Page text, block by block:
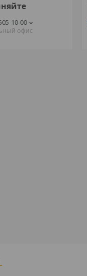
10-00
офис